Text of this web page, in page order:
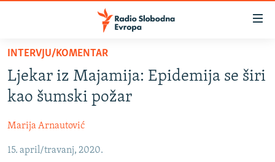
Pređite
glavni
sadržaj
na
navigaciju
VIJESTI
BOSNA I HERCEGOVINA
KOSOVO
CRNA GORA
INTERVJU/KOMENTAR
Ljekar iz Majamija: Epidemija se širi
kao šumski požar
Marija Arnautović
15. april/travanj, 2020.